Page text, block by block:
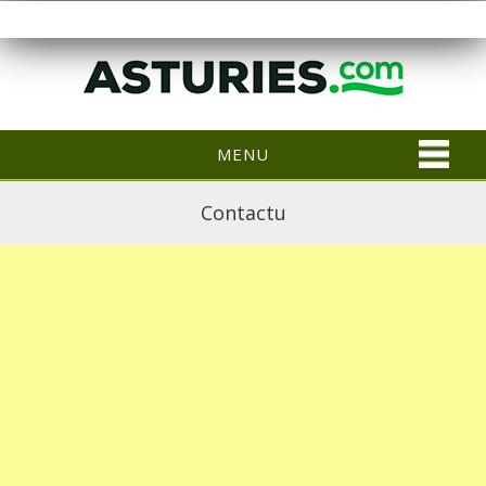
MENU
Contactu